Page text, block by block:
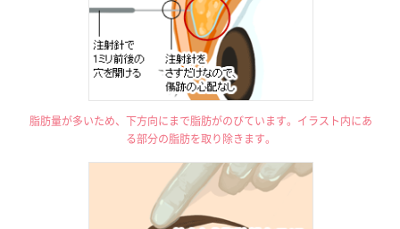
脂肪量が多いため、下方向にまで脂肪がのびています。イラスト内にあ
る部分の脂肪を取り除きます。